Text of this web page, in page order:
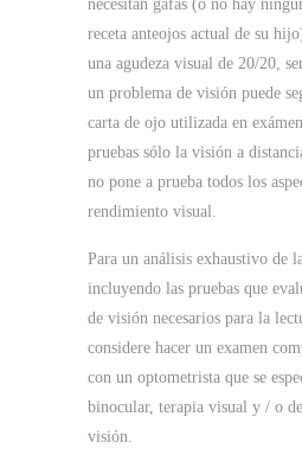
necesitan gafas (o no hay
receta anteojos actual de su
una agudeza visual de 20/20,
un problema de visión puede
carta de ojo utilizada en
pruebas sólo la visión a
no pone a prueba todos los
rendimiento visual.
Para un análisis exhaustivo de
incluyendo las pruebas que
de visión necesarios para la
considere hacer un examen
con un optometrista que se
binocular, terapia visual y / o
visión.